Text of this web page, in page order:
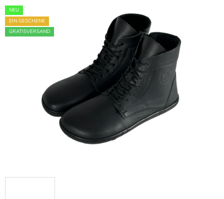
Produktbewertung
ist
0,0
NEU
EIN GESCHENK
GRATISVERSAND